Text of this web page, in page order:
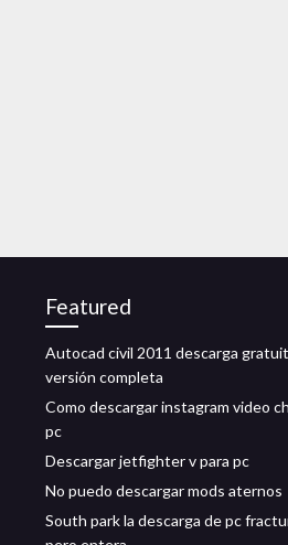
Featured
Autocad civil 2011 descarga
versión completa
Como descargar instagram video
pc
Descargar jetfighter v para pc
No puedo descargar mods aternos
South park la descarga de pc